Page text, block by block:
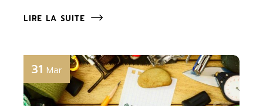
LIRE LA SUITE
31 Mar